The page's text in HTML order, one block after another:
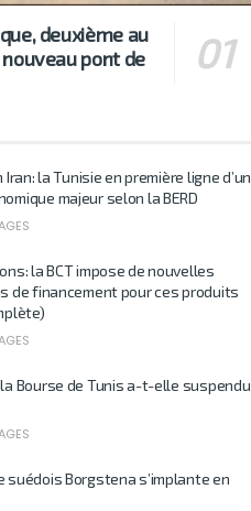
deuxième au
pont de
la Tunisie en première ligne d’un
majeur selon la BERD
la BCT impose de nouvelles
de financement pour ces produits
Bourse de Tunis a-t-elle suspendu
suédois Borgstena s’implante en